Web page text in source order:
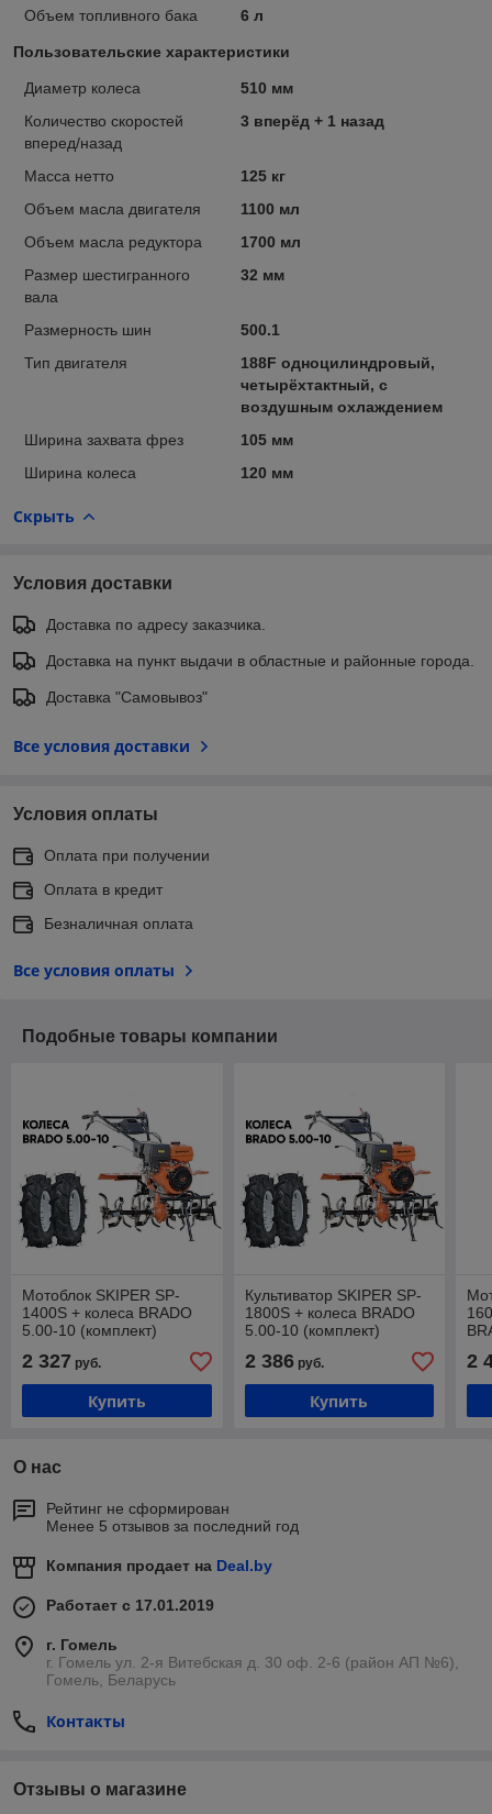
Объем топливного бака 6 л
Пользовательские характеристики
Диаметр колеса
510 мм
Количество скоростей
вперед/назад
3 вперёд + 1 назад
Масса нетто
125 кг
Объем масла двигателя
1100 мл
Объем масла редуктора
1700 мл
Размер шестигранного
вала
32 мм
Размерность шин
500.1
Тип двигателя
188F одноцилиндровый,
четырёхтактный, с
воздушным охлаждением
Ширина захвата фрез
105 мм
Ширина колеса
120 мм
Скрыть
Условия доставки
Доставка по адресу заказчика.
Доставка на пункт выдачи в областные и районные города.
Доставка "Самовывоз"
Все условия доставки
Условия оплаты
Оплата при получении
Оплата в кредит
Безналичная оплата
Все условия оплаты
Подобные товары компании
Мотоблок SKIPER SP-
1400S + колеса BRADO
5.00-10 (комплект)
2 327 руб.
Купить
Культиватор SKIPER SP-
1800S + колеса BRADO
5.00-10 (комплект)
2 386руб.
Купить
2
О нас
Рейтинг не сформирован
Менее 5 отзывов за последний год
Компания продает на Deal.by
Работает с 17.01.2019
г. Гомель
г. Гомель ул. 2-я Витебская д. 30 оф. 2-6 (район АП №6),
Гомель, Беларусь
Контакты
Отзывы о магазине